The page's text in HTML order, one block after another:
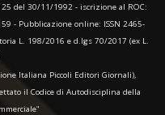
del 30/11/1992 - iscrizione al ROC:
- Pubblicazione online: ISSN 2465-
L. 198/2016 e d.lgs 70/2017 (ex L.
Italiana Piccoli Editori Giornali),
il Codice di Autodisciplina della